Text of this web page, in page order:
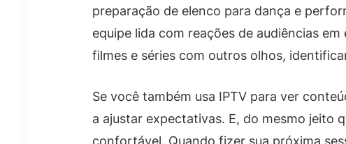
preparação de elenco para dança e
equipe lida com reações de audiências
filmes e séries com outros olhos,
Se você também usa IPTV para ver
a ajustar expectativas. E, do mesmo jeito
confortável. Quando fizer sua próxima